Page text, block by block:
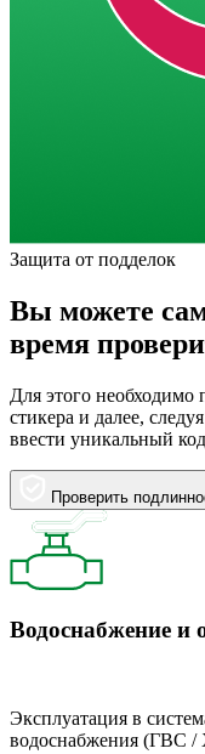
Защита от подделок
Вы можете
время
Для этого
стикера и далее,
ввести уникальный
Проверить
Водоснабжение и
Эксплуатация в
водоснабжения (ГВС /